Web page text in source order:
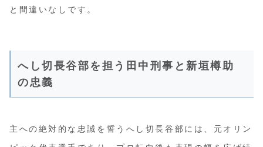
と間違いなしです。
へし切長谷部を担う田中刑事と新垣樽助
の忠義
主への絶対的な忠誠を誓うへし切長谷部には、元オリン